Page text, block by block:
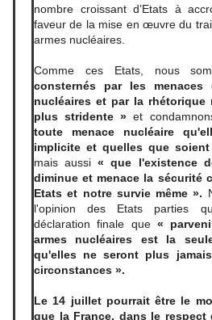
nombre croissant d’Etats à
faveur de la mise en œuvre du
armes nucléaires.
Comme ces Etats, nous
consternés par les menaces
nucléaires et par la rhétorique
plus stridente » et
toute menace nucléaire
implicite et quelles que
mais aussi« que l'existence
diminue et menace la sécurité
Etats et notre survie même ».
l'opinion des Etats parties
déclaration finale que «
armes nucléaires est la
qu'elles ne seront plus
circonstances ».
Le 14 juillet pourrait être le
que la France, dans le respect